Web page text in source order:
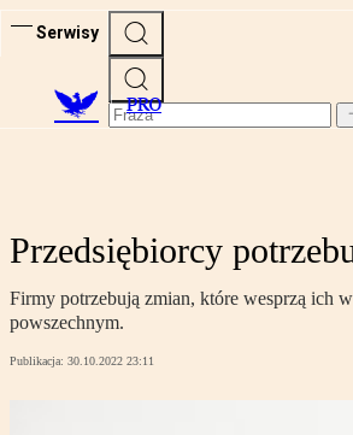
Serwisy
PRO
Przedsiębiorcy
Firmy potrzebują zmian, które wesprzą ich
powszechnym.
Publikacja: 30.10.2022 23:11